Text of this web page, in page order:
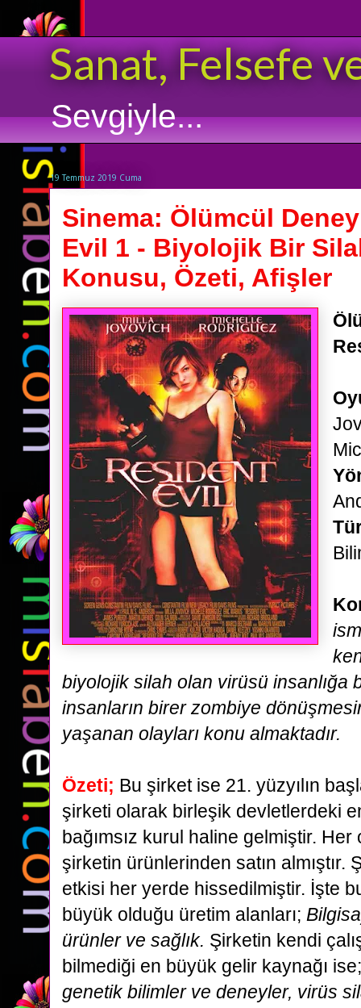
Sanat, Felsefe
Sevgiyle...
19 Temmuz 2019 Cuma
Sinema: Ölümcül
Evil 1 - Biyolojik Bir
Konusu, Özeti, Afişler
biyolojik silah olan virüsü insanlığa
insanların birer zombiye
yaşanan olayları konu almaktadır.
Özeti; Bu şirket ise 21. yüzyılın
şirketi olarak birleşik devletlerdeki
bağımsız kurul haline gelmiştir. Her
şirketin ürünlerinden satın almıştır.
etkisi her yerde hissedilmiştir. İşte
büyük olduğu üretim alanları;
ürünler ve sağlık. Şirketin kendi
bilmediği en büyük gelir kaynağı
genetik bilimler ve deneyler, virüs